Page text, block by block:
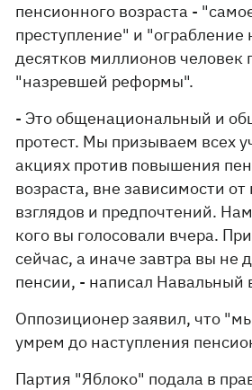
пенсионного возраста -
преступление" и "ограбление
десятков миллионов человек
"назревшей реформы".
- Это общенациональный и
протест. Мы призываем всех
акциях против повышения
возраста, вне зависимости
взглядов и предпочтений.
кого вы голосовали вчера.
сейчас, а иначе завтра вы не
пенсии, - написал Навальный
Оппозиционер заявил, что
умрем до наступления
Партия "Яблоко" подала в